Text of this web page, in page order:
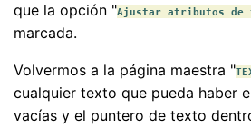
que la opción "Ajustar atributos de
marcada.
Volvermos a la página maestra "
cualquier texto que pueda haber
vacías y el puntero de texto